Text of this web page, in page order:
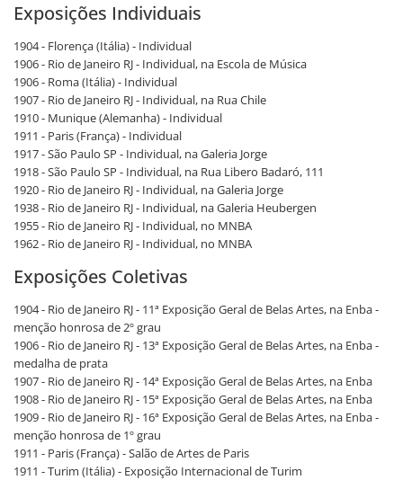
Exposições Individuais
1904 - Florença (Itália) - Individual
1906 - Rio de Janeiro RJ - Individual, na Escola de Música
1906 - Roma (Itália) - Individual
1907 - Rio de Janeiro RJ - Individual, na Rua Chile
1910 - Munique (Alemanha) - Individual
1911 - Paris (França) - Individual
1917 - São Paulo SP - Individual, na Galeria Jorge
1918 - São Paulo SP - Individual, na Rua Libero Badaró, 111
1920 - Rio de Janeiro RJ - Individual, na Galeria Jorge
1938 - Rio de Janeiro RJ - Individual, na Galeria Heubergen
1955 - Rio de Janeiro RJ - Individual, no MNBA
1962 - Rio de Janeiro RJ - Individual, no MNBA
Exposições Coletivas
1904 - Rio de Janeiro RJ - 11ª Exposição Geral de Belas Artes, na Enba -
menção honrosa de 2º grau
1906 - Rio de Janeiro RJ - 13ª Exposição Geral de Belas Artes, na Enba -
medalha de prata
1907 - Rio de Janeiro RJ - 14ª Exposição Geral de Belas Artes, na Enba
1908 - Rio de Janeiro RJ - 15ª Exposição Geral de Belas Artes, na Enba
1909 - Rio de Janeiro RJ - 16ª Exposição Geral de Belas Artes, na Enba -
menção honrosa de 1º grau
1911 - Paris (França) - Salão de Artes de Paris
1911 - Turim (Itália) - Exposição Internacional de Turim